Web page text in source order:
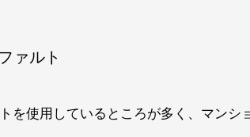
ァルト
を使用しているところが多く、マンシ